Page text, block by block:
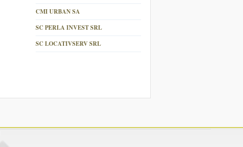
CMI URBAN SA
SC PERLA INVEST SRL
SC LOCATIVSERV SRL